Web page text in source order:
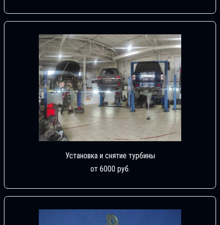
Установка и снятие турбины
от 6000 руб.